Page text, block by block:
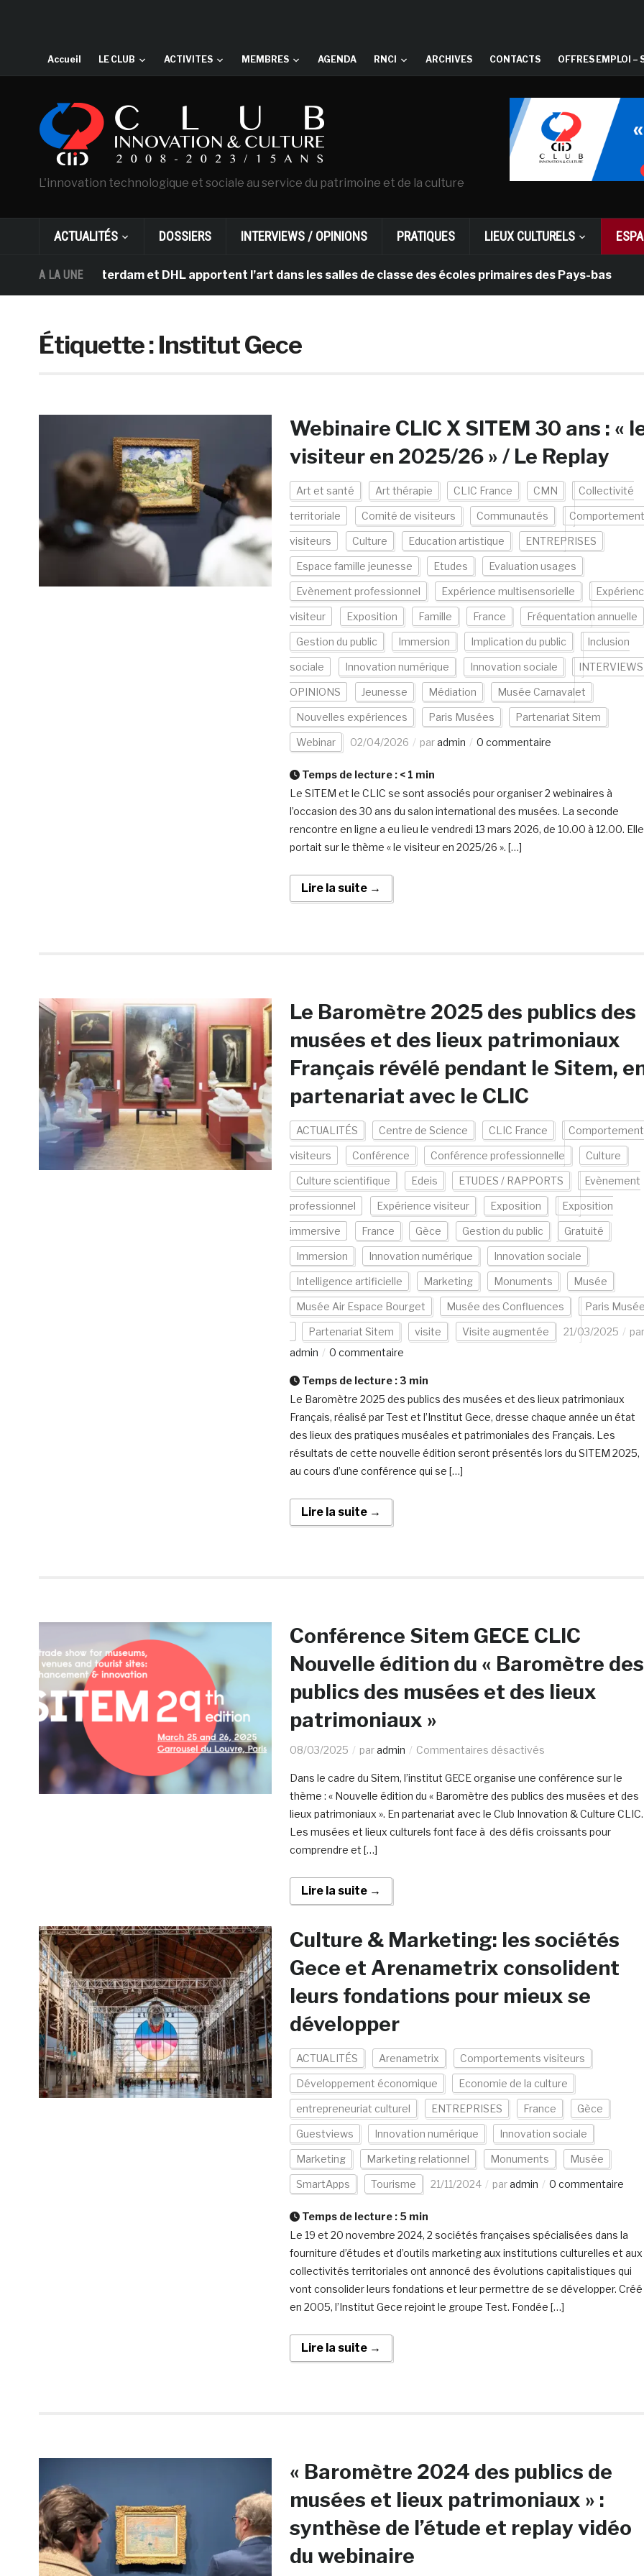
Accueil LE CLUB ACTIVITES MEMBRES AGENDA RNCI ARCHIVES CONTACTS OFFRES EMPLOI –
L'innovation technologique et sociale au service du patrimoine et de la culture
ACTUALITÉS DOSSIERS INTERVIEWS / OPINIONS PRATIQUES LIEUX CULTURELS
A LA UNE
d’Amsterdam et DHL apportent l’art dans les salles de classe des écoles primaires des Pays-bas il y a 1
Étiquette :Institut Gece
Webinaire CLIC X SITEM 30 ans : «
visiteur en 2025/26 » / Le Replay
Art et santé Art thérapie CLIC France CMN Collectivité
territoriale Comité de visiteurs Communautés
visiteurs Culture Education artistique ENTREPRISES
Espace famille jeunesse Etudes Evaluation usages
Evènement professionnel Expérience multisensorielle
visiteur Exposition Famille France Fréquentation annuelle
Gestion du public Immersion Implication du public Inclusion
sociale Innovation numérique Innovation sociale
OPINIONS Jeunesse Médiation Musée Carnavalet
Nouvelles expériences Paris Musées Partenariat Sitem
Webinar 02/04/2026 paradmin 0 commentaire
Temps de lecture : < 1 min
Le SITEM et le CLIC se sont associés pour organiser 2 webinaires à
l’occasion des 30 ans du salon international des musées. La seconde
rencontre en ligne a eu lieu le vendredi 13 mars 2026, de 10.00 à 12.00. Elle
portait sur le thème « le visiteur en 2025/26 ». […]
Lire la suite →
Le Baromètre 2025 des publics des
musées et des lieux patrimoniaux
Français révélé pendant le Sitem,
partenariat avec le CLIC
ACTUALITÉS Centre de Science CLIC France
visiteurs Conférence Conférence professionnelle Culture
Culture scientifique Edeis ETUDES / RAPPORTS Evènement
professionnel Expérience visiteur Exposition Exposition
immersive France Gèce Gestion du public Gratuité
Immersion Innovation numérique Innovation sociale
Intelligence artificielle Marketing Monuments Musée
Musée Air Espace Bourget Musée des Confluences Paris
Partenariat Sitem visite Visite augmentée 21/03/2025
par
admin
0 commentaire
Temps de lecture : 3 min
Le Baromètre 2025 des publics des musées et des lieux patrimoniaux
Français, réalisé par Test et l’Institut Gece, dresse chaque année un état
des lieux des pratiques muséales et patrimoniales des Français. Les
résultats de cette nouvelle édition seront présentés lors du SITEM 2025,
au cours d’une conférence qui se […]
Lire la suite →
Conférence Sitem GECE CLIC
Nouvelle édition du « Baromètre des
publics des musées et des lieux
patrimoniaux »
08/03/2025 paradmin Commentaires désactivés
Dans le cadre du Sitem, l’institut GECE organise une conférence sur le
thème : « Nouvelle édition du « Baromètre des publics des musées et des
lieux patrimoniaux ». En partenariat avec le Club Innovation & Culture CLIC.
Les musées et lieux culturels font face à des défis croissants pour
comprendre et […]
Lire la suite →
Culture & Marketing: les sociétés
Gece et Arenametrix consolident
leurs fondations pour mieux se
développer
ACTUALITÉS Arenametrix Comportements visiteurs
Développement économique Economie de la culture
entrepreneuriat culturel ENTREPRISES France Gèce
Guestviews Innovation numérique Innovation sociale
Marketing Marketing relationnel Monuments Musée
SmartApps Tourisme 21/11/2024 paradmin 0 commentaire
Temps de lecture : 5 min
Le 19 et 20 novembre 2024, 2 sociétés françaises spécialisées dans la
fourniture d’études et d’outils marketing aux institutions culturelles et aux
collectivités territoriales ont annoncé des évolutions capitalistiques qui
vont consolider leurs fondations et leur permettre de se développer. Créé
en 2005, l’Institut Gece rejoint le groupe Test. Fondée […]
Lire la suite →
« Baromètre 2024 des publics de
musées et lieux patrimoniaux » :
synthèse de l’étude et replay vidéo
du webinaire